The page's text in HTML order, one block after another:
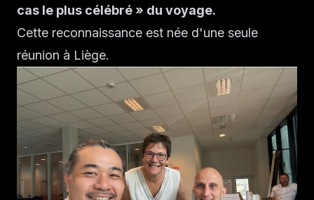
cas le plus célébré » du voyage.
Cette reconnaissance est née d'une seule
réunion à Liège.